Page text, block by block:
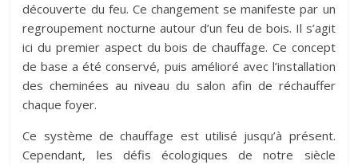
découverte du feu. Ce changement se manifeste par un
regroupement nocturne autour d’un feu de bois. Il s’agit
ici du premier aspect du bois de chauffage. Ce concept
de base a été conservé, puis amélioré avec l’installation
des cheminées au niveau du salon afin de réchauffer
chaque foyer.
Ce système de chauffage est utilisé jusqu’à présent.
Cependant, les défis écologiques de notre siècle